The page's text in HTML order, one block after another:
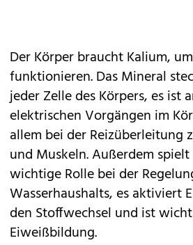
Der Körper braucht Kalium,
funktionieren. Das Mineral
jeder Zelle des Körpers, es ist
elektrischen Vorgängen im
allem bei der Reizüberleitung
und Muskeln. Außerdem
wichtige Rolle bei der
Wasserhaushalts, es aktiviert
den Stoffwechsel und ist
Eiweißbildung.